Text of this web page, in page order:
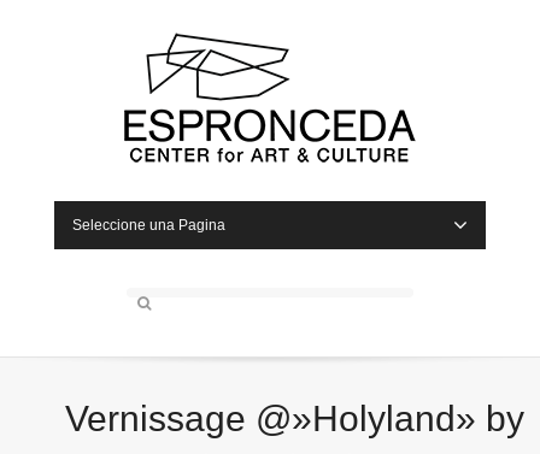
Seleccione una Pagina
Vernissage @»Holyland» by